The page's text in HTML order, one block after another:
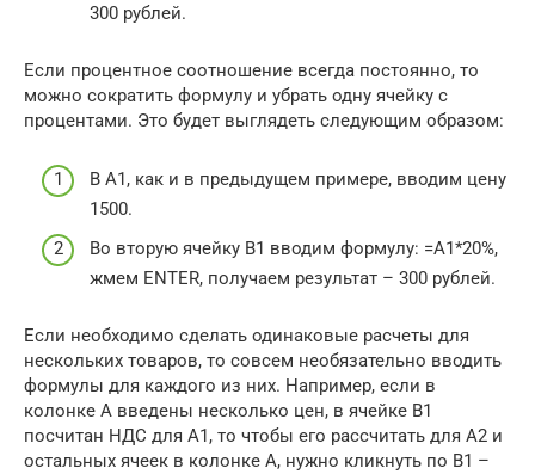
300 рублей.
Если процентное соотношение всегда постоянно, то
можно сократить формулу и убрать одну ячейку с
процентами. Это будет выглядеть следующим образом:
В А1, как и в предыдущем примере, вводим цену
1500.
Во вторую ячейку В1 вводим формулу: =A1*20%,
жмем ENTER, получаем результат – 300 рублей.
Если необходимо сделать одинаковые расчеты для
нескольких товаров, то совсем необязательно вводить
формулы для каждого из них. Например, если в
колонке А введены несколько цен, в ячейке В1
посчитан НДС для А1, то чтобы его рассчитать для А2 и
остальных ячеек в колонке А, нужно кликнуть по В1 –